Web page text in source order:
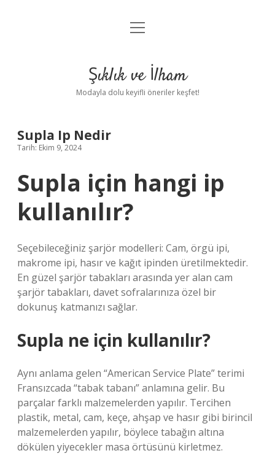
Anasayfa
Yasal Uyarı
menüyü
Şıklık ve İlham
Modayla dolu keyifli öneriler keşfet!
Supla Ip Nedir
Tarih: Ekim 9, 2024
Supla için hangi ip
kullanılır?
Seçebileceğiniz şarjör modelleri: Cam, örgü ipi,
makrome ipi, hasır ve kağıt ipinden üretilmektedir.
En güzel şarjör tabakları arasında yer alan cam
şarjör tabakları, davet sofralarınıza özel bir
dokunuş katmanızı sağlar.
Supla ne için kullanılır?
Aynı anlama gelen “American Service Plate” terimi
Fransızcada “tabak tabanı” anlamına gelir. Bu
parçalar farklı malzemelerden yapılır. Tercihen
plastik, metal, cam, keçe, ahşap ve hasır gibi birincil
malzemelerden yapılır, böylece tabağın altına
dökülen yiyecekler masa örtüsünü kirletmez.